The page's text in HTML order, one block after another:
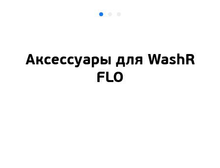
Аксессуары для WashR
FLO